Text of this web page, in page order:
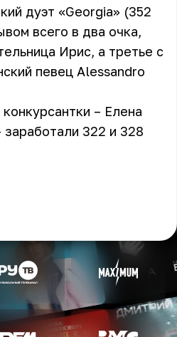
дуэт «Georgia» (352
всего в два очка,
Ирис, а третье с
певец Alessandro
– Елена
322 и 328